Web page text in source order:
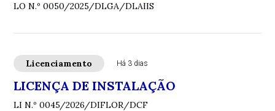
LO N.º 0050/2025/DLGA/DLAIIS
Licenciamento Há 3 dias
LICENÇA DE INSTALAÇÃO
LI N.º 0045/2026/DIFLOR/DCF